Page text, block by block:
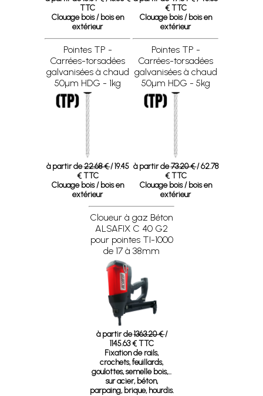
TTC
Clouage bois / bois en
extérieur
€ TTC
Clouage bois / bois en
extérieur
Pointes TP -
Carrées-torsadées
galvanisées à chaud
50µm HDG - 1kg
à partir de22.68 €/ 19.45
€ TTC
Clouage bois / bois en
extérieur
Pointes TP -
Carrées-torsadées
galvanisées à chaud
50µm HDG - 5kg
à partir de73.20 €/ 62.78
€ TTC
Clouage bois / bois en
extérieur
Cloueur à gaz Béton
ALSAFIX C 40 G2
pour pointes TI-1000
de 17 à 38mm
à partir de1363.20 €/
1145.63 € TTC
Fixation de rails,
crochets, feuillards,
goulottes, semelle bois,...
sur acier, béton,
parpaing, brique, hourdis.